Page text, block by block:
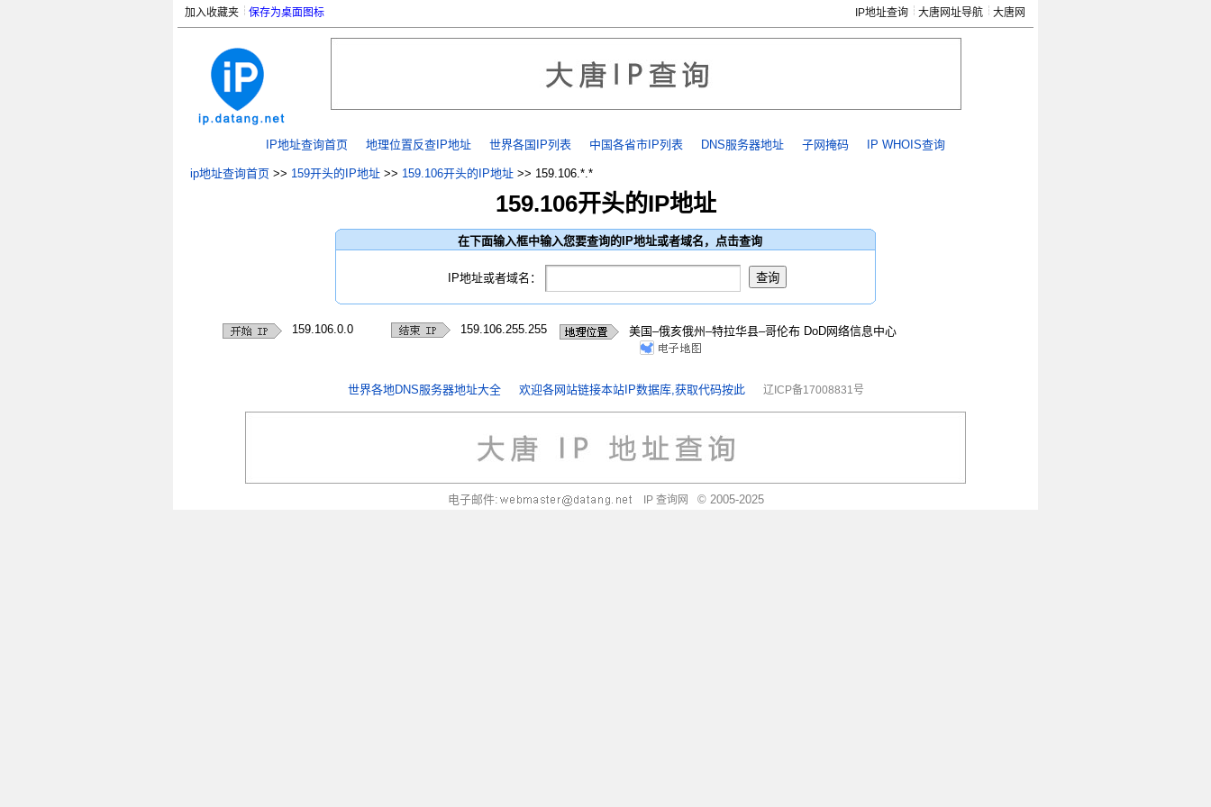
加入收藏夹 保存为桌面图标 大唐网
大唐网址导航
IP地址查询
IP地址查询首页 地理位置反查IP地址 世界各国IP列表 中国各省市IP列表 DNS服务器地址 子网掩码 IP WHOIS查询
ip地址查询首页 >> 159开头的IP地址 >> 159.106开头的IP地址 >> 159.106.*.*
159.106开头的IP地址
在下面输入框中输入您要查询的IP地址或者域名，点击查询
IP地址或者域名：
159.106.0.0 159.106.255.255 美国–俄亥俄州–特拉华县–哥伦布 DoD网络信息中心
世界各地DNS服务器地址大全 欢迎各网站链接本站IP数据库,获取代码按此 辽ICP备17008831号
电子邮件: IP 查询网 © 2005-2025